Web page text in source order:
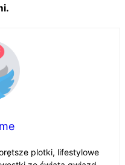
plotki, lifestylowe